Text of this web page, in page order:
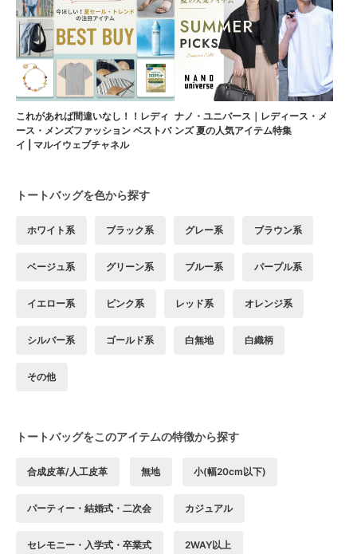
これがあれば間違いなし！！レディ
ース・メンズファッション ベストバ
イ | マルイウェブチャネル
ナノ・ユニバース｜レディース・メ
ンズ 夏の人気アイテム特集
トートバッグを色から探す
ホワイト系 ブラック系 グレー系 ブラウン系
ベージュ系 グリーン系 ブルー系 パープル系
イエロー系 ピンク系 レッド系 オレンジ系
シルバー系 ゴールド系 白無地 白織柄
その他
トートバッグをこのアイテムの特徴から探す
合成皮革/人工皮革 無地 小(幅20cm以下)
パーティー・結婚式・二次会 カジュアル
セレモニー・入学式・卒業式 2WAY以上